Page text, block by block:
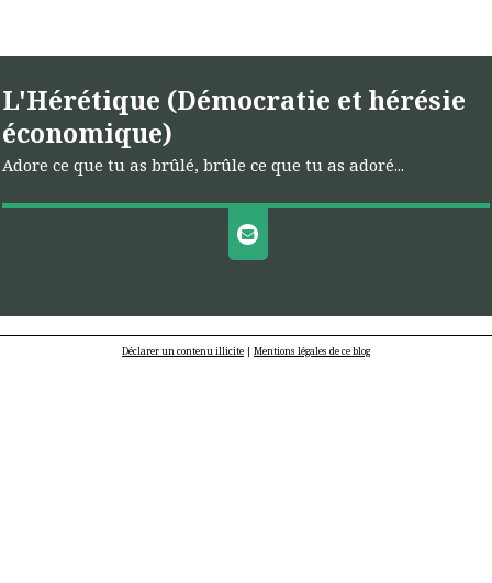
L'Hérétique (Démocratie et hérésie
économique)
Adore ce que tu as brûlé, brûle ce que tu as adoré...
Déclarer un contenu illicite | Mentions légales de ce blog